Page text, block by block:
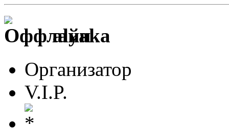
alyaka
Организатор
V.I.P.